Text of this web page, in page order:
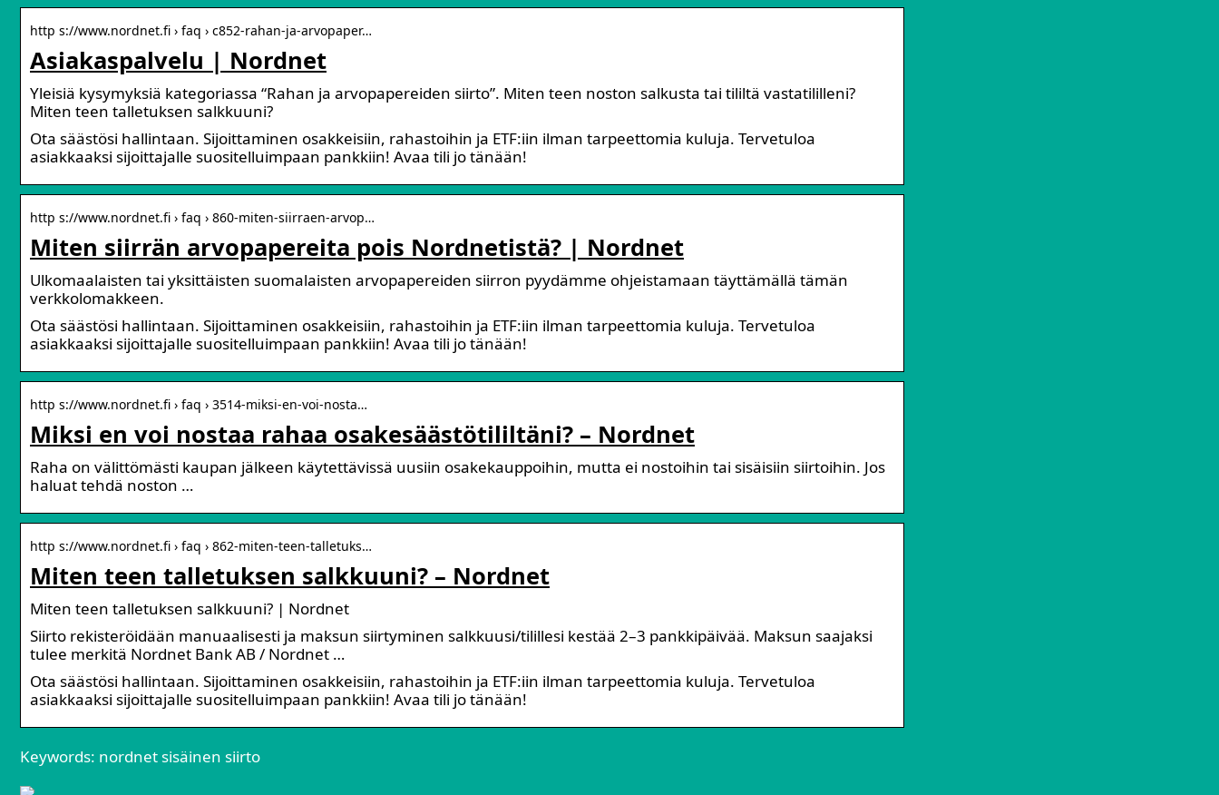
http s://www.nordnet.fi › faq › c852-rahan-ja-arvopaper…
Asiakaspalvelu | Nordnet
Yleisiä kysymyksiä kategoriassa “Rahan ja arvopapereiden siirto”. Miten teen noston salkusta tai tililtä vastatililleni?
Miten teen talletuksen salkkuuni?
Ota säästösi hallintaan. Sijoittaminen osakkeisiin, rahastoihin ja ETF:iin ilman tarpeettomia kuluja. Tervetuloa
asiakkaaksi sijoittajalle suositelluimpaan pankkiin! Avaa tili jo tänään!
http s://www.nordnet.fi › faq › 860-miten-siirraen-arvop…
Miten siirrän arvopapereita pois Nordnetistä? | Nordnet
Ulkomaalaisten tai yksittäisten suomalaisten arvopapereiden siirron pyydämme ohjeistamaan täyttämällä tämän
verkkolomakkeen.
Ota säästösi hallintaan. Sijoittaminen osakkeisiin, rahastoihin ja ETF:iin ilman tarpeettomia kuluja. Tervetuloa
asiakkaaksi sijoittajalle suositelluimpaan pankkiin! Avaa tili jo tänään!
http s://www.nordnet.fi › faq › 3514-miksi-en-voi-nosta…
Miksi en voi nostaa rahaa osakesäästötililtäni? – Nordnet
Raha on välittömästi kaupan jälkeen käytettävissä uusiin osakekauppoihin, mutta ei nostoihin tai sisäisiin siirtoihin. Jos
haluat tehdä noston …
http s://www.nordnet.fi › faq › 862-miten-teen-talletuks…
Miten teen talletuksen salkkuuni? – Nordnet
Miten teen talletuksen salkkuuni? | Nordnet
Siirto rekisteröidään manuaalisesti ja maksun siirtyminen salkkuusi/tilillesi kestää 2–3 pankkipäivää. Maksun saajaksi
tulee merkitä Nordnet Bank AB / Nordnet …
Ota säästösi hallintaan. Sijoittaminen osakkeisiin, rahastoihin ja ETF:iin ilman tarpeettomia kuluja. Tervetuloa
asiakkaaksi sijoittajalle suositelluimpaan pankkiin! Avaa tili jo tänään!
Keywords: nordnet sisäinen siirto